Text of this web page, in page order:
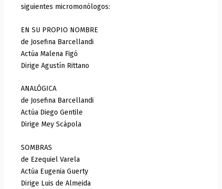
siguientes micromonólogos:
EN SU PROPIO NOMBRE
de Josefina Barcellandi
Actúa Malena Figó
Dirige Agustín Rittano
ANALÓGICA
de Josefina Barcellandi
Actúa Diego Gentile
Dirige Mey Scápola
SOMBRAS
de Ezequiel Varela
Actúa Eugenia Guerty
Dirige Luis de Almeida